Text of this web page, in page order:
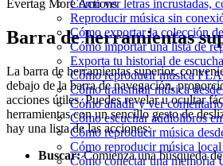
Cómo ver letras incrustadas,
Reproducir música sin
Cómo exportar la colección
Cómo importar una lista de
Exporta tu historial de
Cómo reproducir música
Cómo transmitir música
Cómo añadir y ver
Cómo escuchar audiolibros
Cómo reproducir música
Cómo reproducir música
Cómo conectar una memoria
Evertag More Actions
Barra de herramientas
La barra de herramientas superior,
debajo de la barra de navegación,
acciones útiles. Puedes revelar u ocultar
herramientas con un sencillo gesto de
hay una lista de las acciones:
Buscar:Comienza una búsqueda